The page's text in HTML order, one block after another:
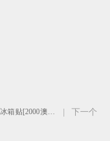
冰箱贴[2000澳大利亚悉尼夏季奥运会吉祥物] 下一个